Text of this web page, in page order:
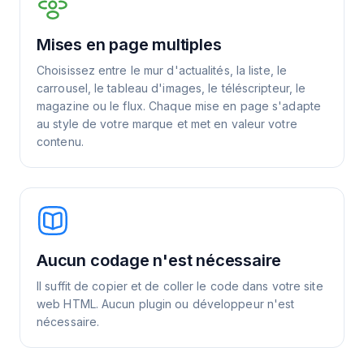
Mises en page multiples
Choisissez entre le mur d'actualités, la liste, le
carrousel, le tableau d'images, le téléscripteur, le
magazine ou le flux. Chaque mise en page s'adapte
au style de votre marque et met en valeur votre
contenu.
Aucun codage n'est nécessaire
Il suffit de copier et de coller le code dans votre site
web HTML. Aucun plugin ou développeur n'est
nécessaire.